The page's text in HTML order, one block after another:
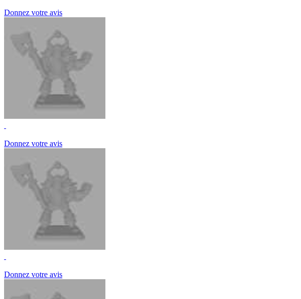
Donnez votre avis
Donnez votre avis
Donnez votre avis